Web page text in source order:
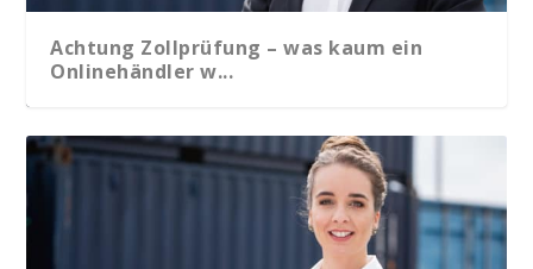
Achtung Zollprüfung – was kaum ein
Onlinehändler w...